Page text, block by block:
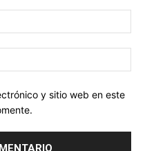
y sitio web en este